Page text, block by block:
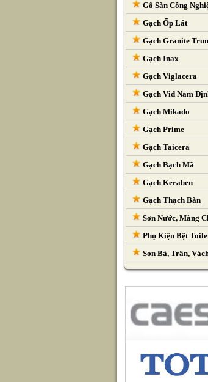
Gỗ Sàn Công
Gạch Ốp Lát
Gạch Granite
Gạch Inax
Gạch Viglacera
Gạch Vid Nam
Gạch Mikado
Gạch Prime
Gạch Taicera
Gạch Bạch Mã
Gạch Keraben
Gạch Thạch Bàn
Sơn Nước, Màng
Phụ Kiện Bệt
Sơn Bả, Trần,